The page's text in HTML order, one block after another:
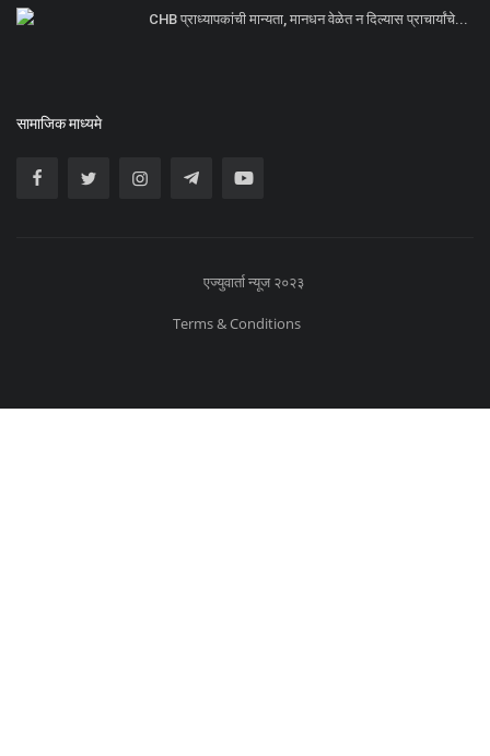
CHB प्राध्यापकांची मान्यता, मानधन वेळेत न दिल्यास प्राचार्यांचे...
सामाजिक माध्यमे
एज्युवार्ता न्यूज २०२३
Terms & Conditions